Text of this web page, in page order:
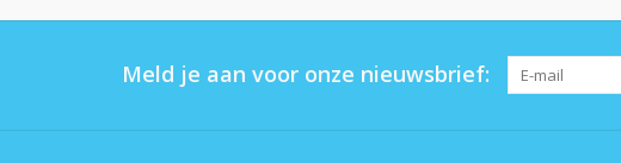
Meld je aan voor onze nieuwsbrief: